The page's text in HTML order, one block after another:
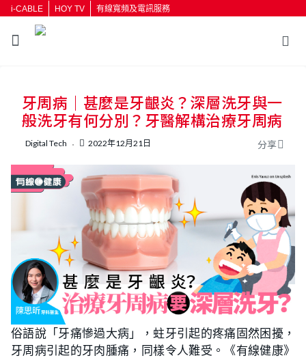
i-CABLE HOY TV 有線寬頻及電訊服務
按輸入鍵開始搜尋
牙周病｜甚麼是牙齦炎？深層洗牙與一
般洗牙有何分別？牙醫解構治療牙周病
Digital Tech 2022年12月21日 分享
俗語說「牙痛慘過大病」，蛀牙引起的疼痛固然困擾，
牙周病引起的牙肉腫痛，同樣令人難受。《有線健康》